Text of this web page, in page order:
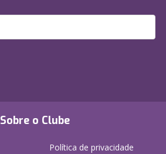
Sobre o Clube
Política de privacidade